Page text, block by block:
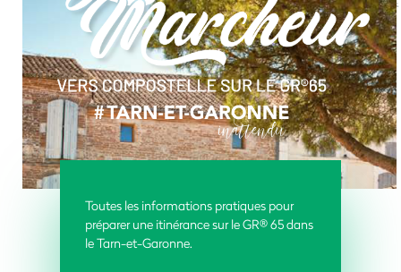
Toutes les informations pratiques pour
préparer une itinérance sur le GR® 65 dans
le Tarn-et-Garonne.